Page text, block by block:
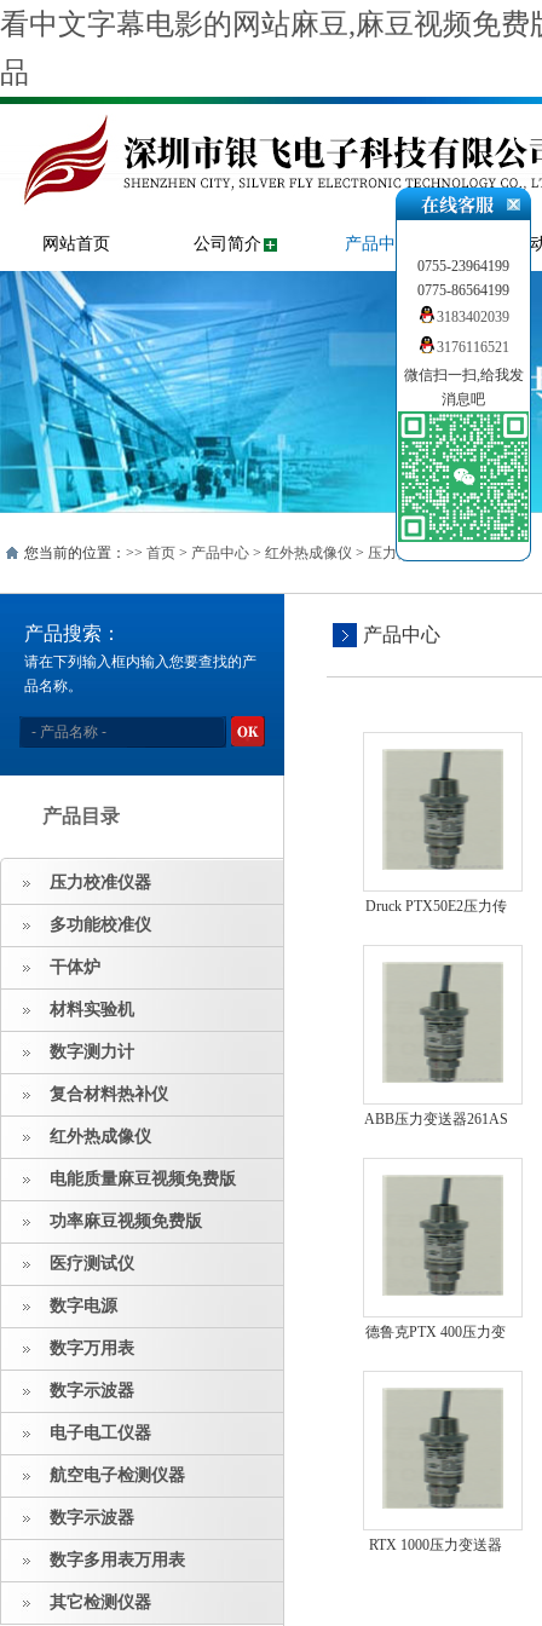
看中文字幕电影的网站麻豆,麻豆视频免
品
网站首页 公司简介 产品中心 新闻
您当前的位置：>> 首页 > 产品中心 > 红外热成像仪 > 压力变送器
产品搜索：
请在下列输入框内输入您要查找的产
品名称。
产品目录
压力校准仪器
多功能校准仪
干体炉
材料实验机
数字测力计
复合材料热补仪
红外热成像仪
电能质量麻豆视频免费版
功率麻豆视频免费版
医疗测试仪
数字电源
数字万用表
数字示波器
电子电工仪器
航空电子检测仪器
数字示波器
数字多用表万用表
其它检测仪器
产品中心
Druck PTX50E2压力传
ABB压力变送器261AS
德鲁克PTX 400压力变
RTX 1000压力变送器
0755-23964199
0775-86564199
3183402039
3176116521
微信扫一扫,给我发
消息吧